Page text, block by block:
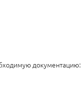
документацию: